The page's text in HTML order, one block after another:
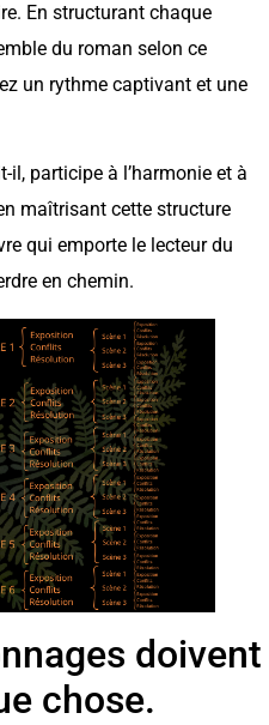
En structurant chaque
du roman selon ce
un rythme captivant et une
il, participe à l’harmonie et à
maîtrisant cette structure
qui emporte le lecteur du
en chemin.
doivent
chose.